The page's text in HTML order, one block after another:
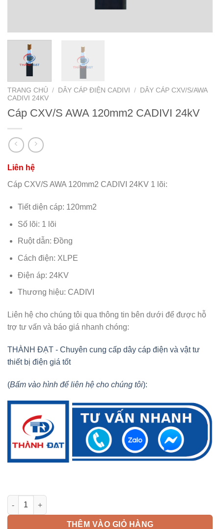
TRANG CHỦ / DÂY CÁP ĐIỆN CADIVI /
DÂY CÁP CXV/S/AWA
CADIVI 24KV
Cáp CXV/S AWA 120mm2 CADIVI 24kV
Cáp CXV/S AWA 120mm2 CADIVI 24KV 1 lõi:
Tiết diện cáp: 120mm2
Số lõi: 1 lõi
Ruột dẫn: Đồng
Cách điện: XLPE
Điện áp: 24KV
Thương hiệu: CADIVI
Liên hệ cho chúng tôi qua thông tin bên dưới để được hỗ
trợ tư vấn và báo giá nhanh chóng:
THÀNH ĐẠT - Chuyên cung cấp dây cáp điện và vật tư
thiết bị điện giá tốt
(Bấm vào hình để liên hệ cho chúng tôi):
Cáp CXV/S AWA 120mm2 CADIVI 24kV số lượng
THÊM VÀO GIỎ HÀNG